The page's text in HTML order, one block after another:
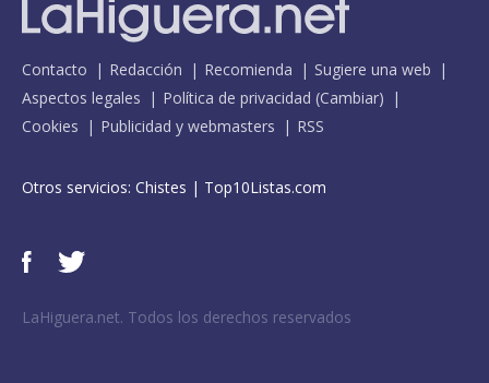
Contacto Redacción Recomienda
Sugiere una web
Aspectos legales
Política de privacidad (Cambiar)
Cookies
Publicidad y webmasters RSS
Otros servicios: Chistes | Top10Listas.com
LaHiguera.net. Todos los derechos reservados